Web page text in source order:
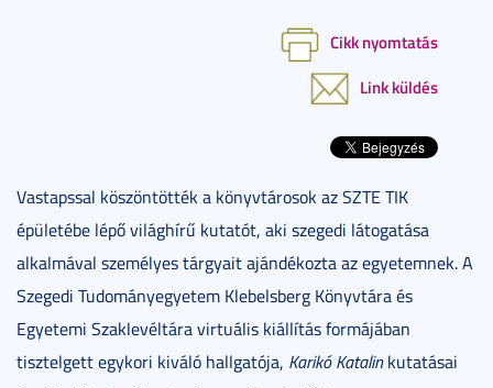
Cikk nyomtatás
Link küldés
Vastapssal köszöntötték a könyvtárosok az SZTE TIK
épületébe lépő világhírű kutatót, aki szegedi látogatása
alkalmával személyes tárgyait ajándékozta az egyetemnek. A
Szegedi Tudományegyetem Klebelsberg Könyvtára és
Egyetemi Szaklevéltára virtuális kiállítás formájában
tisztelgett egykori kiváló hallgatója, Karikó Katalinkutatásai